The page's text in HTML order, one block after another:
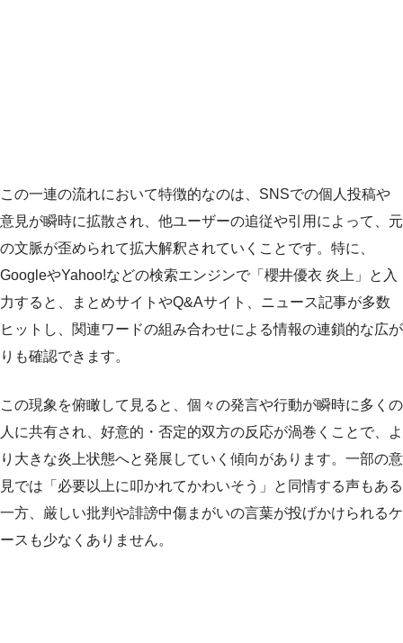
この一連の流れにおいて特徴的なのは、SNSでの個人投稿や
意見が瞬時に拡散され、他ユーザーの追従や引用によって、元
の文脈が歪められて拡大解釈されていくことです。特に、
GoogleやYahoo!などの検索エンジンで「櫻井優衣 炎上」と入
力すると、まとめサイトやQ&Aサイト、ニュース記事が多数
ヒットし、関連ワードの組み合わせによる情報の連鎖的な広が
りも確認できます。
この現象を俯瞰して見ると、個々の発言や行動が瞬時に多くの
人に共有され、好意的・否定的双方の反応が渦巻くことで、よ
り大きな炎上状態へと発展していく傾向があります。一部の意
見では「必要以上に叩かれてかわいそう」と同情する声もある
一方、厳しい批判や誹謗中傷まがいの言葉が投げかけられるケ
ースも少なくありません。